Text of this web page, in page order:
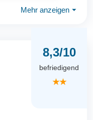
Mehr anzeigen ⏷
8,3/10
befriedigend
★★